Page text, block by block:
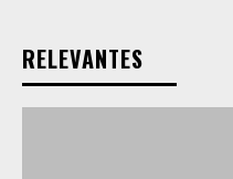
RELEVANTES